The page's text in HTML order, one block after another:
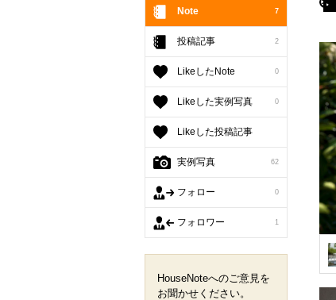
Note 7
投稿記事 2
LikeしたNote 0
Likeした実例写真 0
Likeした投稿記事
実例写真 62
フォロー 0
フォロワー 1
HouseNoteへのご意見を
お聞かせください。